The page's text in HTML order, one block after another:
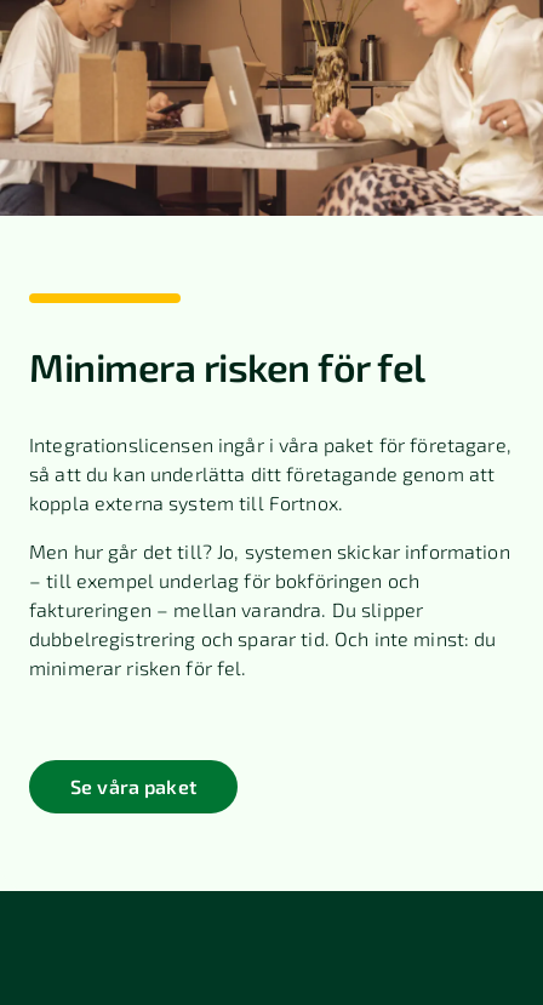
Minimera risken för fel
Integrationslicensen ingår i våra paket för företagare,
så att du kan underlätta ditt företagande genom att
koppla externa system till Fortnox.
Men hur går det till? Jo, systemen skickar information
– till exempel underlag för bokföringen och
faktureringen – mellan varandra. Du slipper
dubbelregistrering och sparar tid. Och inte minst: du
minimerar risken för fel.
Se våra paket